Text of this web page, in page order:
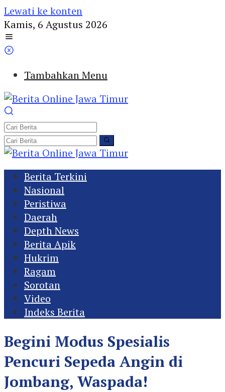
Lewati ke konten
Kamis, 6 Agustus 2026
Tambahkan Menu
Berita Terkini
Nasional
Peristiwa
Daerah
Depth News
Berita Apik
Hukrim
Ragam
Sorotan
Video
Indeks Berita
Begini Modus Spesialis
Pencuri Sepeda Angin di
Jombang, Waspada!